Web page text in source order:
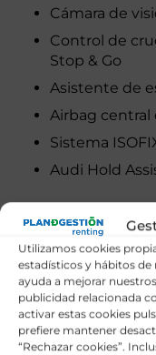
Utilizamos cookies
estadísticos y hábitos de
ayuda a mejorar
publicidad relacionada
activar estas cookies
prefiere mantener
“Rechazar cookies”.
Cámara de
Control de
Stop & Go
Asistente de
Airbag central
Sistema
Audi Hold
Tecnología
Interior
Exterior
Marca